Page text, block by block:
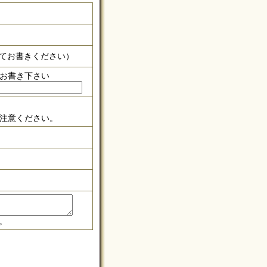
書きください）
書き下さい
意ください。